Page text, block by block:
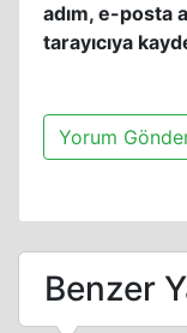
adım, e-posta
tarayıcıya
Benzer